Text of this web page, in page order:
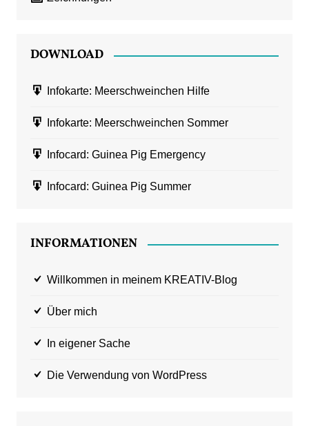
DOWNLOAD
Infokarte: Meerschweinchen Hilfe
Infokarte: Meerschweinchen Sommer
Infocard: Guinea Pig Emergency
Infocard: Guinea Pig Summer
INFORMATIONEN
Willkommen in meinem KREATIV-Blog
Über mich
In eigener Sache
Die Verwendung von WordPress